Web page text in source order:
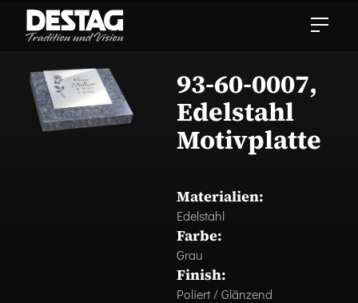
93-60-0007,
Edelstahl
Motivplatte
Materialien:
Edelstahl
Farbe:
Grau
Finish:
Poliert / Glänzend